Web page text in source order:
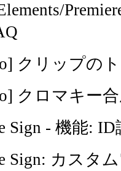
クリップの
クロマキー
Sign - 機能:
Sign: カスタ